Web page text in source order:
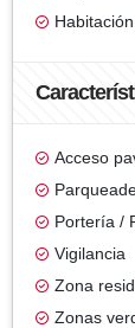
Acceso
Portería /
Vigilancia
Zona
Zonas